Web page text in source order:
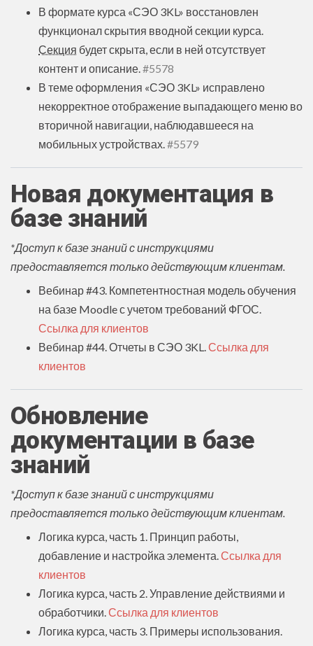
В формате курса «СЭО 3KL» восстановлен
функционал скрытия вводной секции курса.
Секция будет скрыта, если в ней отсутствует
контент и описание. #5578
В теме оформления «СЭО 3KL» исправлено
некорректное отображение выпадающего меню во
вторичной навигации, наблюдавшееся на
мобильных устройствах. #5579
Новая документация в
базе знаний
*Доступ к базе знаний с инструкциями
предоставляется только действующим клиентам.
Вебинар #43. Компетентностная модель обучения
на базе Moodle с учетом требований ФГОС.
Ссылка для клиентов
Вебинар #44. Отчеты в СЭО 3KL. Ссылка для
клиентов
Обновление
документации в базе
знаний
*Доступ к базе знаний с инструкциями
предоставляется только действующим клиентам.
Логика курса, часть 1. Принцип работы,
добавление и настройка элемента. Ссылка для
клиентов
Логика курса, часть 2. Управление действиями и
обработчики. Ссылка для клиентов
Логика курса, часть 3. Примеры использования.